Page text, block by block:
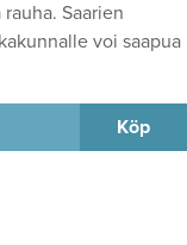
Saarien
voi saapua
Köp